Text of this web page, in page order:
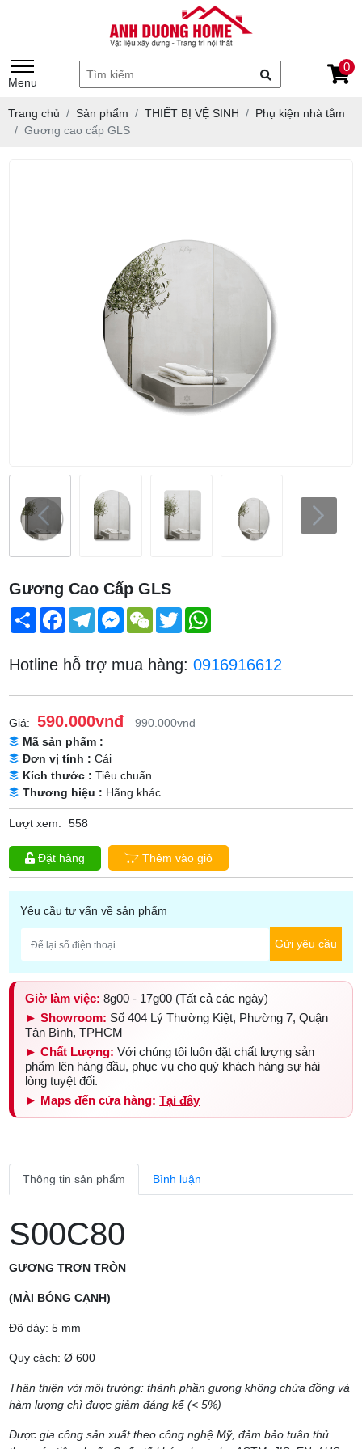
Menu
0
Trang chủ Sản phẩm THIẾT BỊ VỆ SINH
Phụ kiện nhà tắm
Gương cao cấp GLS
Gương Cao Cấp GLS
Share FacebookTelegramMessenger
WeChatTwitter
Hotline hỗ trợ mua hàng:0916916612
Giá: 590.000vnđ
990.000vnđ
Mã sản phẩm :
Đơn vị tính :Cái
Kích thước :Tiêu chuẩn
Thương hiệu : Hãng khác
Lượt xem: 558
Đặt hàng Thêm vào giỏ
Yêu cầu tư vấn về sản phẩm
Gửi yêu cầu
Giờ làm việc: 8g00 - 17g00 (Tất cả các ngày)
► Showroom: Số 404 Lý Thường Kiệt, Phường 7, Quận
Tân Bình, TPHCM
► Chất Lượng: Với chúng tôi luôn đặt chất lượng sản
phẩm lên hàng đầu, phục vụ cho quý khách hàng sự hài
lòng tuyệt đối.
► Maps đến cửa hàng: Tại đây
Thông tin sản phẩm Bình luận
S00C80
GƯƠNG TRƠN TRÒN
(MÀI BÓNG CẠNH)
Độ dày: 5 mm
Quy cách: Ø 600
Thân thiện với môi trường: thành phần gương không chứa đồng và
hàm lượng chì được giảm đáng kể (< 5%)
Được gia công sản xuất theo công nghệ Mỹ, đảm bảo tuân thủ